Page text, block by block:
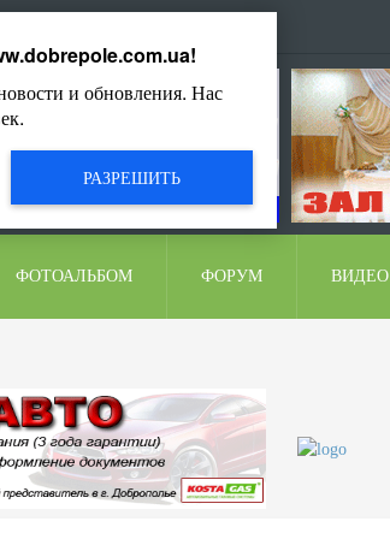
ФОТОАЛЬБОМ ФОРУМ ВИДЕО
!
и обновления. Нас
РАЗРЕШИТЬ